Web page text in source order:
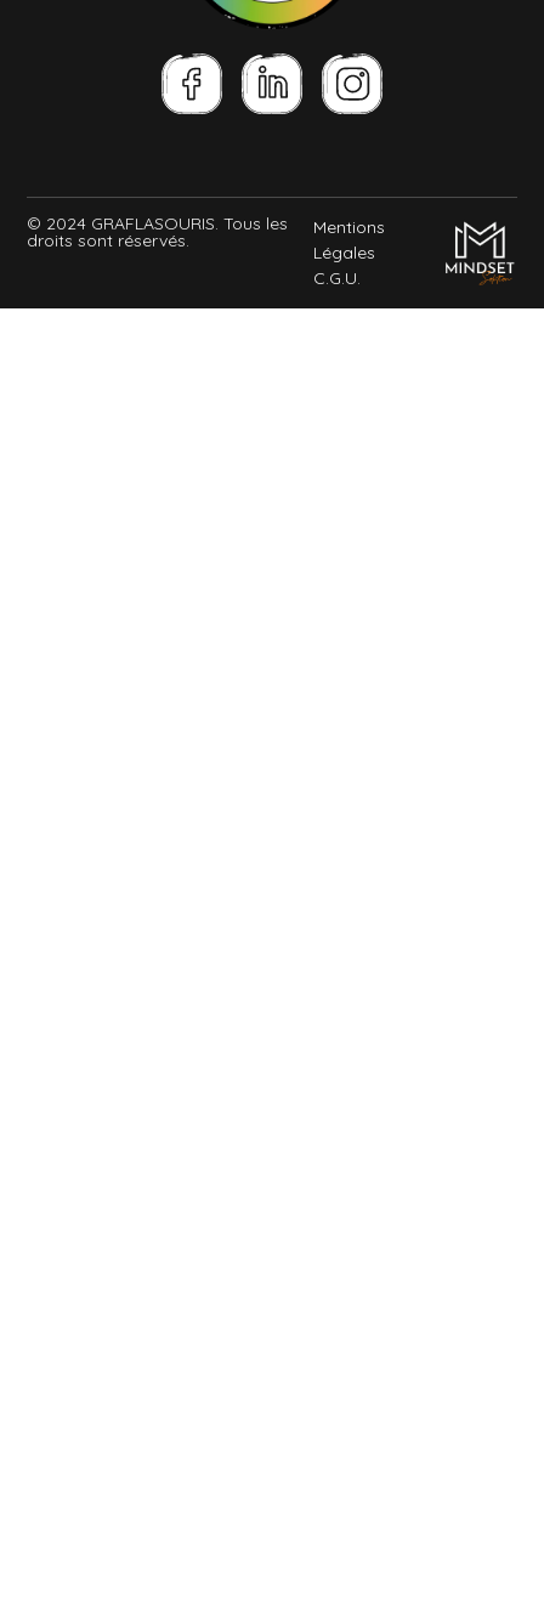
© 2024 GRAFLASOURIS. Tous les
droits sont réservés.
Mentions
Légales
C.G.U.